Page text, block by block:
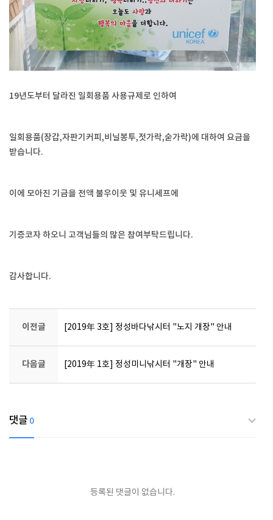
19년도부터 달라진 일회용품 사용규제로 인하여
일회용품(장갑,자판기커피,비닐봉투,젓가락,숟가락)에 대하여 요금을
받습니다.
이에 모아진 기금을 전액 불우이웃 및 유니세프에
기증코자 하오니 고객님들의 많은 참여부탁드립니다.
감사합니다.
이전글 [2019年 3호] 정성바다낚시터 "노지 개장" 안내
다음글 [2019年 1호] 정성미니낚시터 "개장" 안내
댓글 0
등록된 댓글이 없습니다.